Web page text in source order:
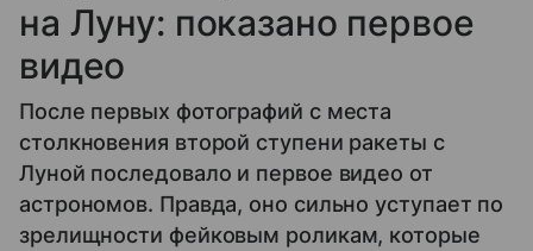
на Луну: показано первое
видео
После первых фотографий с места
столкновения второй ступени ракеты с
Луной последовало и первое видео от
астрономов. Правда, оно сильно уступает по
зрелищности фейковым роликам, которые